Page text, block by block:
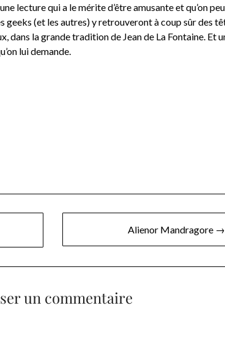
lecture qui a le mérite d’être amusante et qu’on
geeks (et les autres) y retrouveront à coup sûr des
dans la grande tradition de Jean de La Fontaine. Et
lui demande.
Alienor Mandragore →
un commentaire